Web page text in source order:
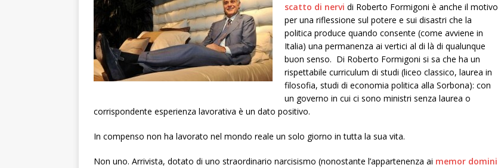
scatto di nervi di Roberto Formigoni è anche il motivo
per una riflessione sul potere e sui disastri che la
politica produce quando consente (come avviene in
Italia) una permanenza ai vertici al di là di qualunque
buon senso. Di Roberto Formigoni si sa che ha un
rispettabile curriculum di studi (liceo classico, laurea in
filosofia, studi di economia politica alla Sorbona): con
un governo in cui ci sono ministri senza laurea o
corrispondente esperienza lavorativa è un dato positivo.
In compenso non ha lavorato nel mondo reale un solo giorno in tutta la sua vita.
Non uno. Arrivista, dotato di uno straordinario narcisismo (nonostante l’appartenenza ai memor domini